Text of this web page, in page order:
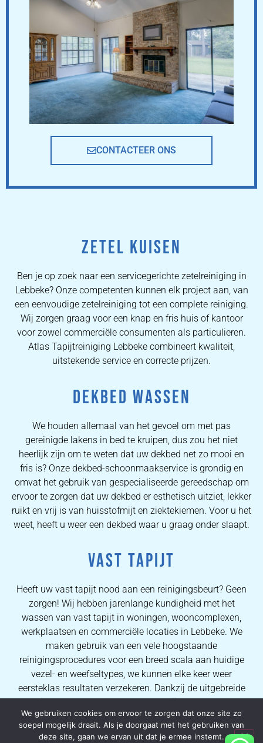
CONTACTEER ONS
ZETEL KUISEN
Ben je op zoek naar een servicegerichte zetelreiniging in
Lebbeke? Onze competenten kunnen elk project aan, van
een eenvoudige zetelreiniging tot een complete reiniging.
Wij zorgen graag voor een knap en fris huis of kantoor
voor zowel commerciële consumenten als particulieren.
Atlas Tapijtreiniging Lebbeke combineert kwaliteit,
uitstekende service en correcte prijzen.
DEKBED WASSEN
We houden allemaal van het gevoel om met pas
gereinigde lakens in bed te kruipen, dus zou het niet
heerlijk zijn om te weten dat uw dekbed net zo mooi en
fris is? Onze dekbed-schoonmaakservice is grondig en
omvat het gebruik van gespecialiseerde gereedschap om
ervoor te zorgen dat uw dekbed er esthetisch uitziet, lekker
ruikt en vrij is van huisstofmijt en ziektekiemen. Voor u het
weet, heeft u weer een dekbed waar u graag onder slaapt.
VAST TAPIJT
Heeft uw vast tapijt nood aan een reinigingsbeurt? Geen
zorgen! Wij hebben jarenlange kundigheid met het
wassen van vast tapijt in woningen, wooncomplexen,
werkplaatsen en commerciële locaties in Lebbeke. We
maken gebruik van een vele hoogstaande
reinigingsprocedures voor een breed scala aan huidige
vezel- en weefseltypes, we kunnen elke keer weer
eersteklas resultaten verzekeren. Dankzij de uitgebreide
kennis van onze operators kunnen wij al onze klanten
uitstekende vlekverwijderingsprocessen en hoogwaardige
tapijtreinigingsresultaten garanderen.
We gebruiken cookies om ervoor te zorgen dat onze site zo
soepel mogelijk draait. Als je doorgaat met het gebruiken van
deze site, gaan we ervan uit dat je ermee instemt.